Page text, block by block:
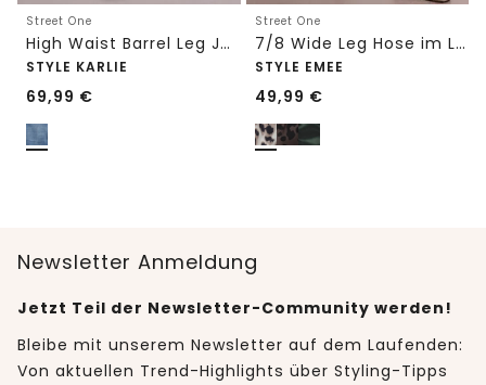
Street One
High Waist Barrel Leg Jeans im Loose Fit
STYLE KARLIE
69,99 €
Street One
7/8 Wide Leg Hose im Loose Fit mit Print
STYLE EMEE
49,99 €
Newsletter Anmeldung
Jetzt Teil der Newsletter-Community werden!
Bleibe mit unserem Newsletter auf dem Laufenden:
Von aktuellen Trend-Highlights über Styling-Tipps